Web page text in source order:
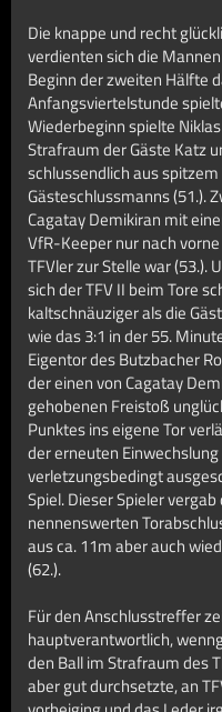
Die knappe und recht
verdienten sich die
Beginn der zweiten Hälfte
Anfangsviertelstunde
Wiederbeginn spielte
Strafraum der Gäste Katz
schlussendlich aus
Gästeschlussmanns (51.).
Cagatay Demikiran mit
VfR-Keeper nur nach
TFVler zur Stelle war (53.).
sich der TFV II beim Tore
kaltschnäuziger als die
wie das 3:1 in der 55.
Eigentor des Butzbacher
der einen von Cagatay
gehobenen Freistoß
Punktes ins eigene Tor
der erneuten
verletzungsbedingt
Spiel. Dieser Spieler
nennenswerten
aus ca. 11m aber auch
(62.).
Für den Anschlusstreffer
hauptverantwortlich,
den Ball im Strafraum des
aber gut durchsetzte, an